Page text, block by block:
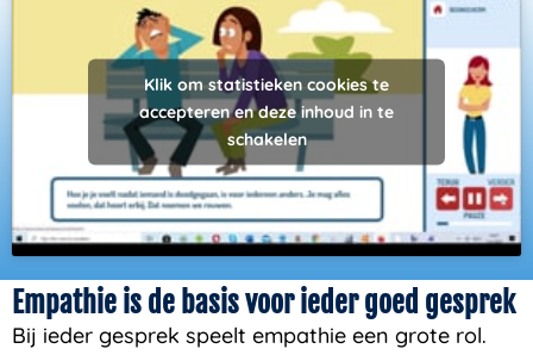
Klik om statistieken cookies te
accepteren en deze inhoud in te
schakelen
Empathie is de basis voor ieder goed gesprek
Bij ieder gesprek speelt empathie een grote rol.